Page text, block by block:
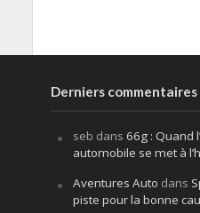
Derniers commentaires
seb dans 66g : Quand
automobile se met à
Aventures Auto dans
piste pour la bonne